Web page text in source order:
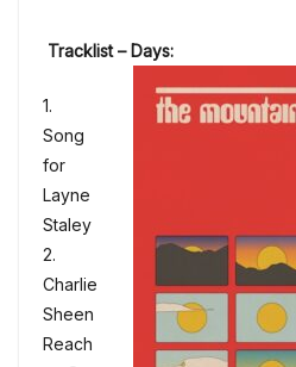
Tracklist – Days:
1.
Song
for
Layne
Staley
2.
Charlie
Sheen
Reach